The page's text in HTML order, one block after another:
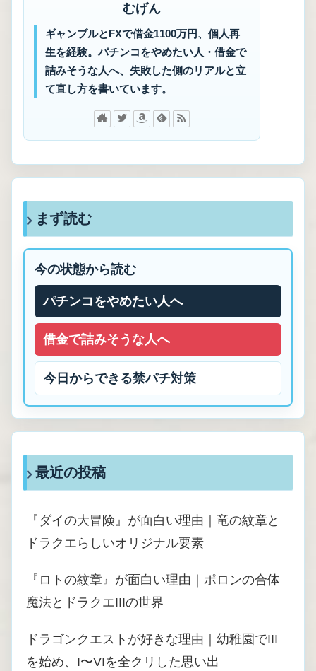
むげん
ギャンブルとFXで借金1100万円、個人再
生を経験。パチンコをやめたい人・借金で
詰みそうな人へ、失敗した側のリアルと立
て直し方を書いています。
まず読む
今の状態から読む
パチンコをやめたい人へ
借金で詰みそうな人へ
今日からできる禁パチ対策
最近の投稿
『ダイの大冒険』が面白い理由｜竜の紋章と
ドラクエらしいオリジナル要素
『ロトの紋章』が面白い理由｜ポロンの合体
魔法とドラクエIIIの世界
ドラゴンクエストが好きな理由｜幼稚園でIII
を始め、I〜VIを全クリした思い出